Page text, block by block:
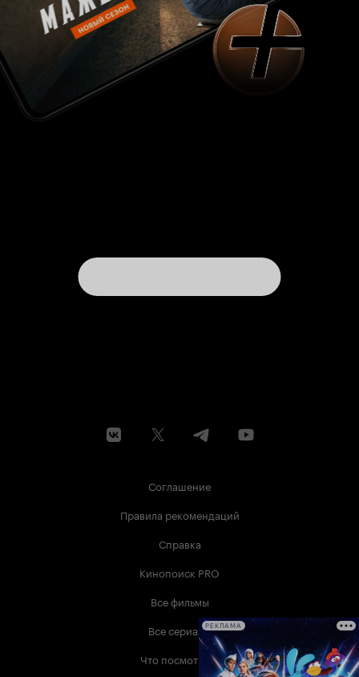
Соглашение
Правила рекомендаций
Справка
Кинопоиск PRO
Все фильмы
Все сериалы
Что посмотреть
РЕКЛАМА